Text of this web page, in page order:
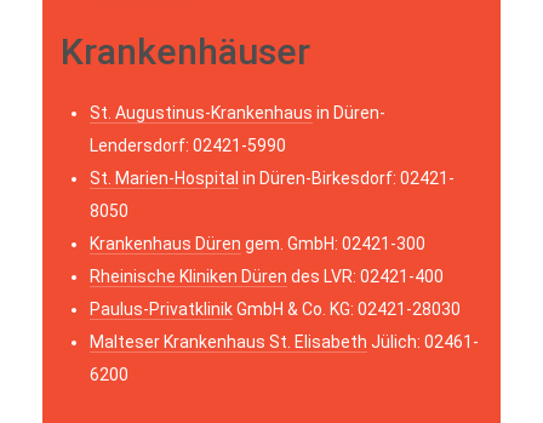
Krankenhäuser
St. Augustinus-Krankenhaus in Düren-
Lendersdorf: 02421-5990
St. Marien-Hospital in Düren-Birkesdorf: 02421-
8050
Krankenhaus Düren gem. GmbH: 02421-300
Rheinische Kliniken Düren des LVR: 02421-400
Paulus-PrivatklinikGmbH & Co. KG: 02421-28030
Malteser Krankenhaus St. Elisabeth Jülich: 02461-
6200